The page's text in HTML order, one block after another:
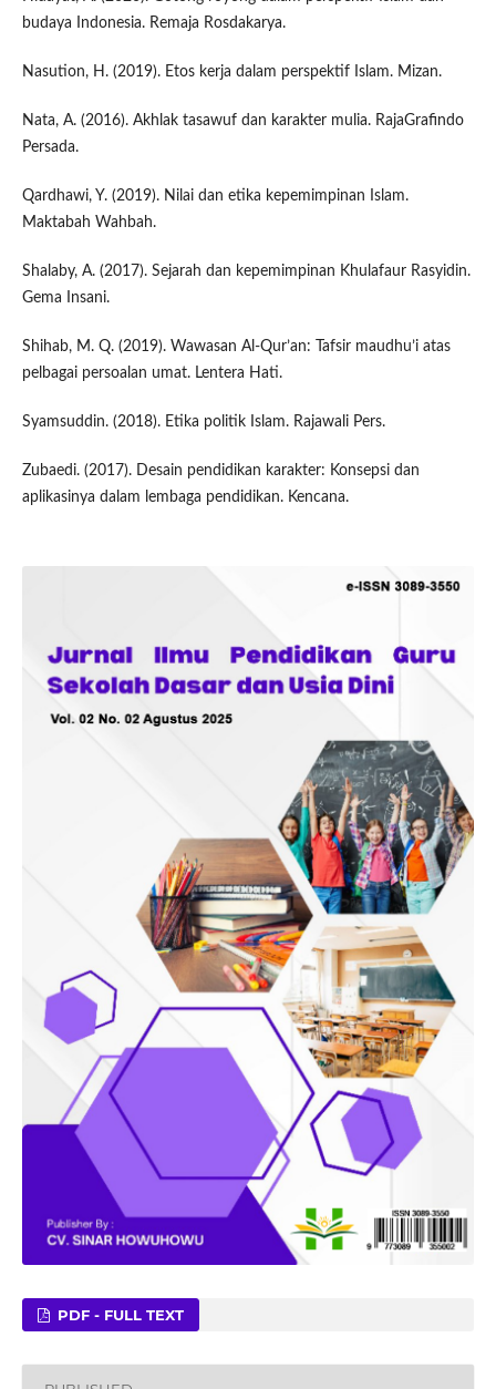
budaya Indonesia. Remaja Rosdakarya.
Nasution, H. (2019). Etos kerja dalam perspektif Islam. Mizan.
Nata, A. (2016). Akhlak tasawuf dan karakter mulia. RajaGrafindo
Persada.
Qardhawi, Y. (2019). Nilai dan etika kepemimpinan Islam.
Maktabah Wahbah.
Shalaby, A. (2017). Sejarah dan kepemimpinan Khulafaur Rasyidin.
Gema Insani.
Shihab, M. Q. (2019). Wawasan Al-Qur’an: Tafsir maudhu’i atas
pelbagai persoalan umat. Lentera Hati.
Syamsuddin. (2018). Etika politik Islam. Rajawali Pers.
Zubaedi. (2017). Desain pendidikan karakter: Konsepsi dan
aplikasinya dalam lembaga pendidikan. Kencana.
PDF - FULL TEXT